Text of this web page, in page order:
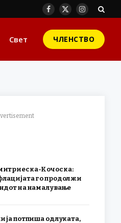
Facebook
X
Instagram
Свет ЧЛЕНСТВО
Кочоска:
го продолжи
на намалување
ја потпиша одлуката,